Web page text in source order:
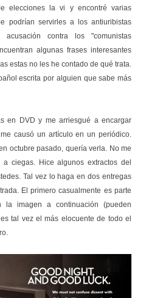
elecciones la vi y encontré varias
podrían servirles a los antiuribistas
contra los "comunistas
algunas frases interesantes
estas no les he contado de qué trata.
escrita por alguien que sabe más
en DVD y me arriesgué a encargar
causó un artículo en un periódico.
octubre pasado, quería verla. No me
ciegas. Hice algunos extractos del
Tal vez lo haga en dos entregas
El primero casualmente es parte
imagen a continuación (pueden
tal vez el más elocuente de todo el